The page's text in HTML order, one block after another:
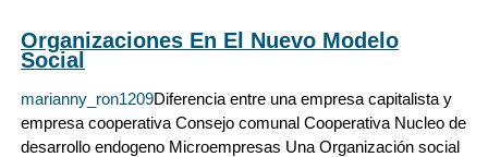
Organizaciones En El Nuevo Modelo
Social
marianny_ron1209Diferencia entre una empresa capitalista y
empresa cooperativa Consejo comunal Cooperativa Nucleo de
desarrollo endogeno Microempresas Una Organización social